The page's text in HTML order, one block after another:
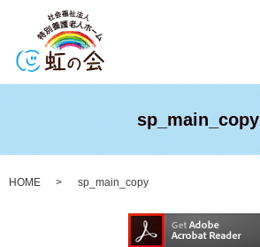
sp_main_copy
HOME sp_main_copy